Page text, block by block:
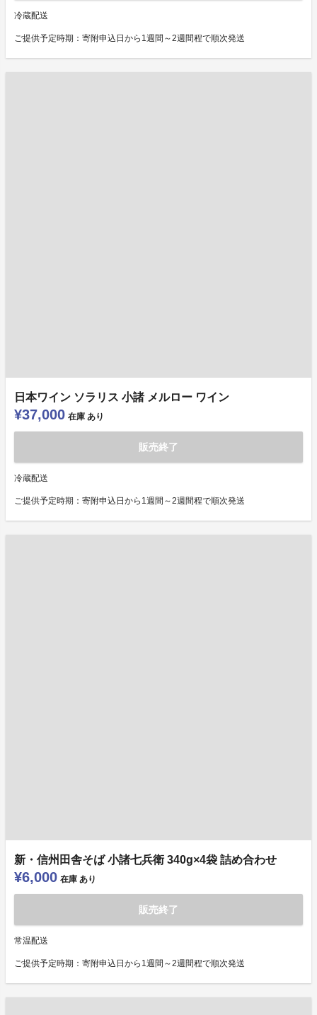
冷蔵配送
ご提供予定時期：寄附申込日から1週間～2週間程で順次発送
日本ワイン ソラリス 小諸 メルロー ワイン
¥37,000 在庫 あり
販売終了
冷蔵配送
ご提供予定時期：寄附申込日から1週間～2週間程で順次発送
新・信州田舎そば 小諸七兵衛 340g×4袋 詰め合わせ
¥6,000 在庫 あり
販売終了
常温配送
ご提供予定時期：寄附申込日から1週間～2週間程で順次発送